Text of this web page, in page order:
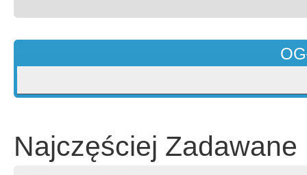
Najczęściej Zadawane